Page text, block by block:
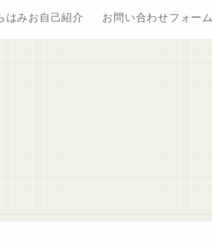
はみお自己紹介 お問い合わせフォーム